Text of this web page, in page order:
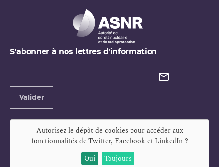
S'abonner à nos lettres d'information
Types de
Valider
Autorisez le dépôt de cookies pour accéder aux
fonctionnalités de Twitter, Facebook et LinkedIn?
Oui
Toujours